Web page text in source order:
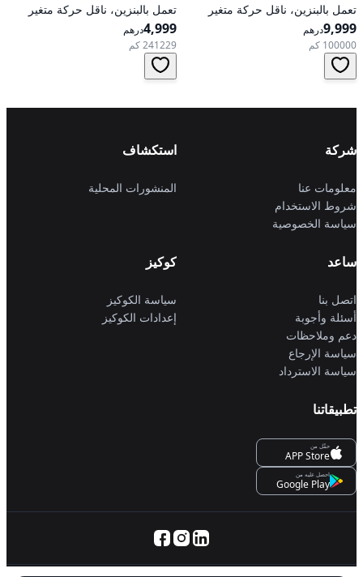
تعمل بالبنزين، ناقل حركة متغير
مستمر (CVT)، دفع أمامي
9,999درهم
100000 كم
تعمل بالبنزين، ناقل حركة متغير
مستمر (CVT)، دفع أمامي
4,999درهم
241229 كم
شركة
معلومات عنا
شروط الاستخدام
سياسة الخصوصية
استكشاف
المنشورات المحلية
ساعد
اتصل بنا
أسئلة وأجوبة
دعم وملاحظات
سياسة الإرجاع
سياسة الاسترداد
كوكيز
سياسة الكوكيز
إعدادات الكوكيز
تطبيقاتنا
حمِّل من
APP Store
احصل عليه من
Google Play